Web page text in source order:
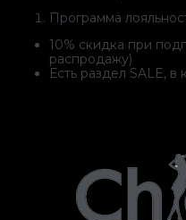
Программа
10% скидка при
распродажу)
Есть раздел SALE, в